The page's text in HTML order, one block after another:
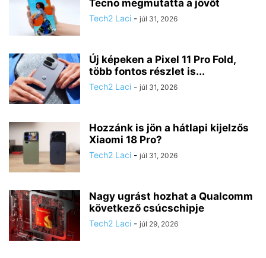
Tecno megmutatta a jövőt
Tech2 Laci - júl 31, 2026
Új képeken a Pixel 11 Pro Fold,
több fontos részlet is...
Tech2 Laci - júl 31, 2026
Hozzánk is jön a hátlapi kijelzős
Xiaomi 18 Pro?
Tech2 Laci - júl 31, 2026
Nagy ugrást hozhat a Qualcomm
következő csúcschipje
Tech2 Laci - júl 29, 2026